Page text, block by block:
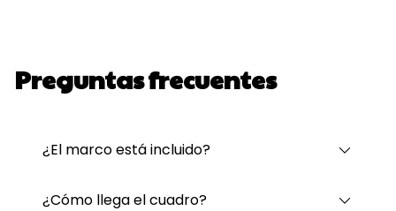
Preguntas frecuentes
¿El marco está incluido?
¿Cómo llega el cuadro?